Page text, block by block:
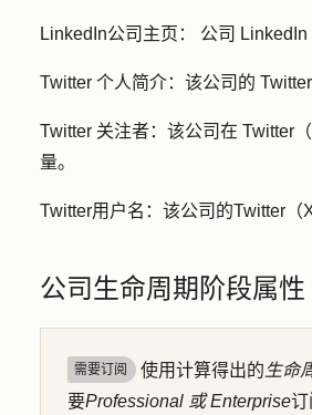
LinkedIn公司主页： 公司 LinkedIn
Twitter 个人简介： 该公司的
Twitter 关注者： 该公司在 Twitter
量。
Twitter用户名 ：该公司的Twitter（
公司生命周期阶段属性
需要订阅 使用计算得出的 生命
要Professional 或Enterprise订